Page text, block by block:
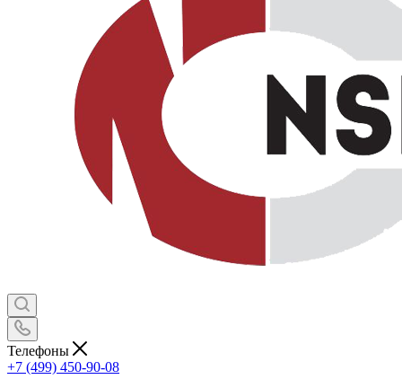
Телефоны
+7 (499) 450-90-08